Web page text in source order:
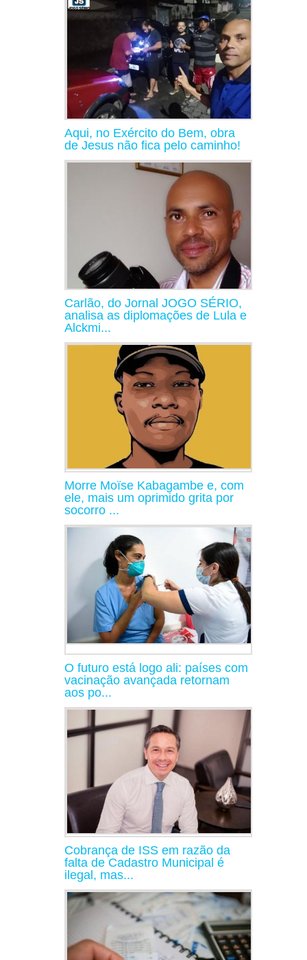
Aqui, no Exército do Bem, obra
de Jesus não fica pelo caminho!
Carlão, do Jornal JOGO SÉRIO,
analisa as diplomações de Lula e
Alckmi...
Morre Moïse Kabagambe e, com
ele, mais um oprimido grita por
socorro ...
O futuro está logo ali: países com
vacinação avançada retornam
aos po...
Cobrança de ISS em razão da
falta de Cadastro Municipal é
ilegal, mas...